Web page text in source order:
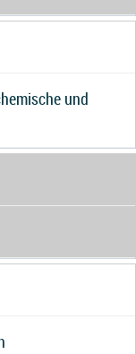
und